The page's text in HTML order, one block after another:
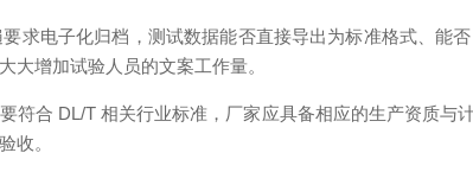
求电子化归档，测试数据能否直接导出为标准格式、能
大增加试验人员的文案工作量。
符合 DL/T 相关行业标准，厂家应具备相应的生产资质与
收。